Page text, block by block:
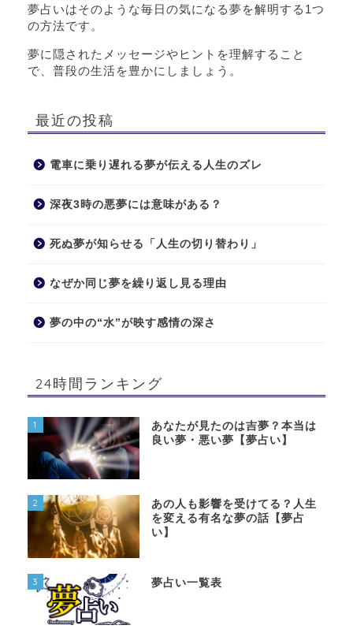
夢占いはそのような毎日の気になる夢を解明する1つ
の方法です。
夢に隠されたメッセージやヒントを理解すること
で、普段の生活を豊かにしましょう。
最近の投稿
電車に乗り遅れる夢が伝える人生のズレ
深夜3時の悪夢には意味がある？
死ぬ夢が知らせる「人生の切り替わり」
なぜか同じ夢を繰り返し見る理由
夢の中の“水”が映す感情の深さ
24時間ランキング
1
あなたが見たのは吉夢？本当は
良い夢・悪い夢【夢占い】
2
あの人も影響を受けてる？人生
を変える有名な夢の話【夢占
い】
3 夢占い一覧表